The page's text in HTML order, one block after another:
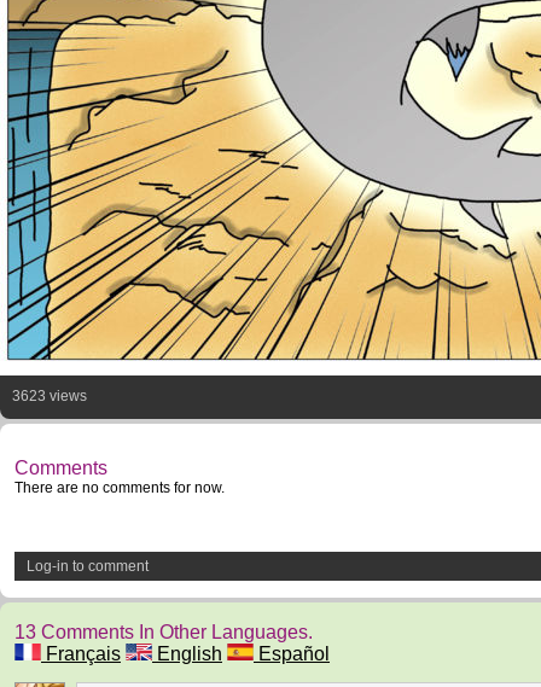
3623 views
Comments
There are no comments for now.
Log-in to comment
13 Comments In Other Languages.
Français
English Español